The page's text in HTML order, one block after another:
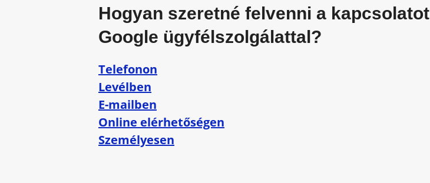
Hogyan szeretné felvenni a kapcsolatot
Google ügyfélszolgálattal?
Telefonon
Levélben
E-mailben
Online elérhetőségen
Személyesen